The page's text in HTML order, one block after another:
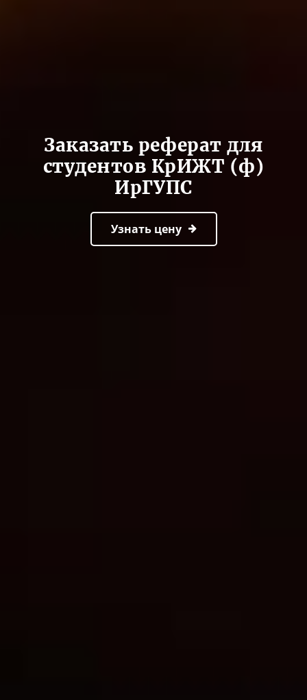
Заказать реферат для
студентов КрИЖТ (ф)
ИрГУПС
Узнать цену